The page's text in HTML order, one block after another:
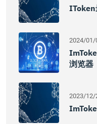
IToken
2024/01/
浏览器
2023/12/